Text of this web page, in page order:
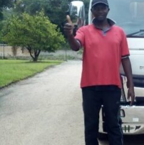
ィ
が
選
ば
れ